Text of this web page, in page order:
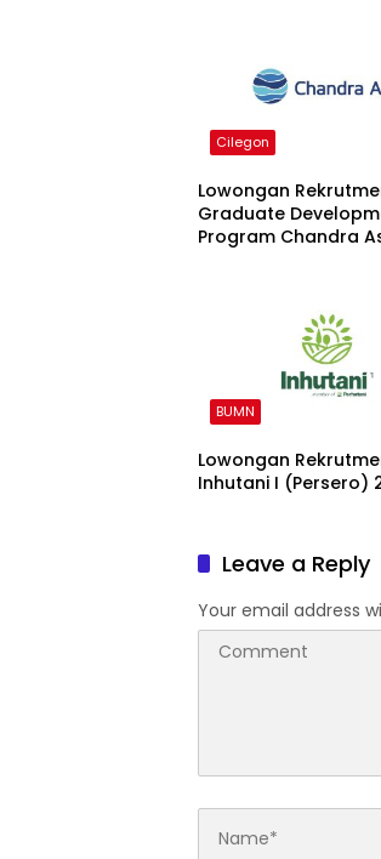
Cilegon
Lowongan
Graduate
Program Chandra
BUMN
Lowongan
Inhutani I (Persero)
Leave a Reply
Your email address